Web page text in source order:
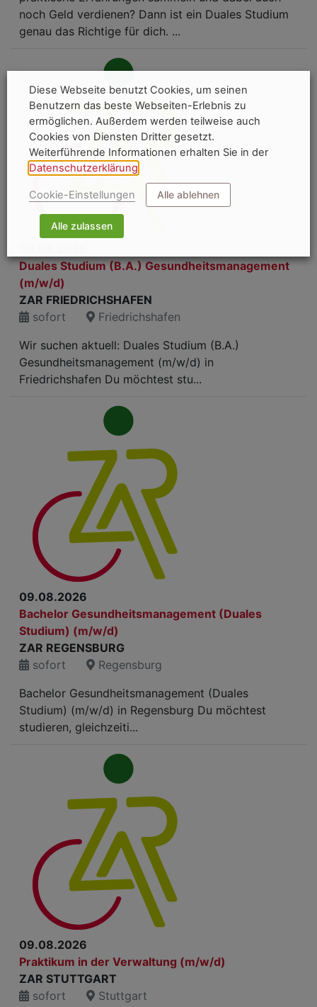
noch Geld verdienen? Dann ist ein Duales Studium
genau das Richtige für dich. ...
Duales Studium (B.A.) Gesundheitsmanagement
(m/w/d)
ZAR FRIEDRICHSHAFEN
sofort
Friedrichshafen
Wir suchen aktuell: Duales Studium (B.A.)
Gesundheitsmanagement (m/w/d) in
Friedrichshafen Du möchtest stu...
09.08.2026
Bachelor Gesundheitsmanagement (Duales
Studium) (m/w/d)
ZAR REGENSBURG
sofort
Regensburg
Bachelor Gesundheitsmanagement (Duales
Studium) (m/w/d) in Regensburg Du möchtest
studieren, gleichzeiti...
09.08.2026
Praktikum in der Verwaltung (m/w/d)
ZAR STUTTGART
sofort
Stuttgart
Diese Webseite benutzt Cookies, um seinen
Benutzern das beste Webseiten-Erlebnis zu
ermöglichen. Außerdem werden teilweise auch
Cookies von Diensten Dritter gesetzt.
Weiterführende Informationen erhalten Sie in der
Datenschutzerklärung
Cookie-Einstellungen Alle ablehnen
Alle zulassen